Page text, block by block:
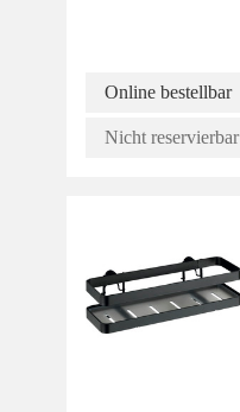
Online bestellbar
Nicht reservierbar